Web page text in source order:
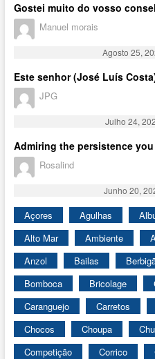
Gostei muito do vosso
Manuel morais
Agosto 25,
Este senhor (José Luís
JPG
Julho 24,
Admiring the persistence
Rosalind
Junho 20,
Açores Agulhas
Alto Mar
Ambiente
Anzol
Bailas
Bomboca
Bricolage
Caranguejo
Carretos
Chocos
Choupa
Competição
Corrico